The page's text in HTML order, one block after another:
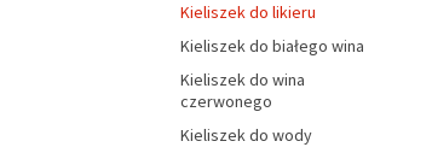
Kieliszek do likieru
Kieliszek do białego wina
Kieliszek do wina
czerwonego
Kieliszek do wody